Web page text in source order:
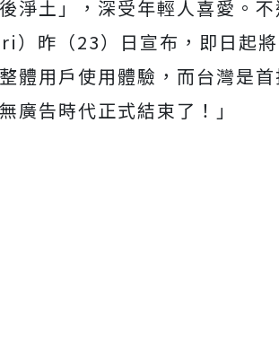
淨土」，深受年輕人喜愛。
）昨（23）日宣布，即日起
體用戶使用體驗，而台灣是
廣告時代正式結束了！」